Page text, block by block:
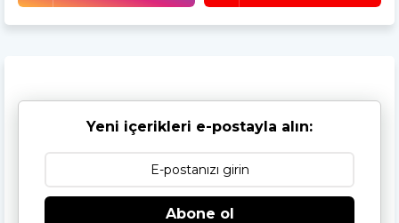
Yeni içerikleri e-postayla alın:
Abone ol